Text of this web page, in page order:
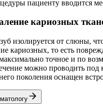
пациенту вводится
кариозных
изолируется от слюны,
кариозных, то есть
точное и по
можно проводить под
поколения оснащен